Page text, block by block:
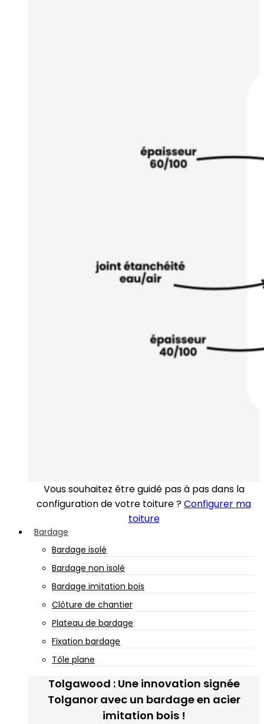
Vous souhaitez être guidé pas à pas dans la
configuration de votre toiture ?Configurer ma
toiture
Bardage
Bardage isolé
Bardage non isolé
Bardage imitation bois
Clôture de chantier
Plateau de bardage
Fixation bardage
Tôle plane
Tolgawood : Une innovation signée
Tolganor avec un bardage en acier
imitation bois !